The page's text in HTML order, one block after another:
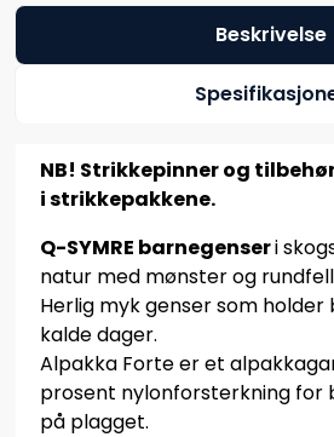
Beskrivelse
NB! Strikkepinner og
i strikkepakkene.
Q-SYMRE barnegenseri
natur med mønster og
Herlig myk genser som
kalde dager.
Alpakka Forte er et
prosent nylonforsterkning for
på plagget.